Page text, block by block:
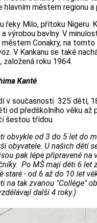
hlavním městem regionu
řeky Milo, přítoku Nigeru.
výrobou bavlny. V
Conakry, na
V Kankanu se také
založená roku 1964.
Kanté
v současnosti 325 dětí,
od předškolního věku až
šestou třídou.
obvykle od 3 do 5 let do
obyvatele. U našich dětí
pak lépe připravené na
Po MŠ mají děti 6 let
staré - od 6 až do 10 let
na tak zvanou "Collège"
další 4 roky.)